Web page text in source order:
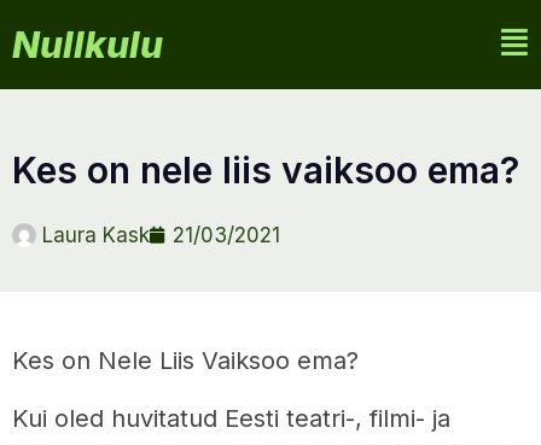
Nullkulu
kes on nele liis vaiksoo ema?
Laura Kask 21/03/2021
Kes on Nele Liis Vaiksoo ema?
Kui oled huvitatud Eesti teatri-, filmi- ja